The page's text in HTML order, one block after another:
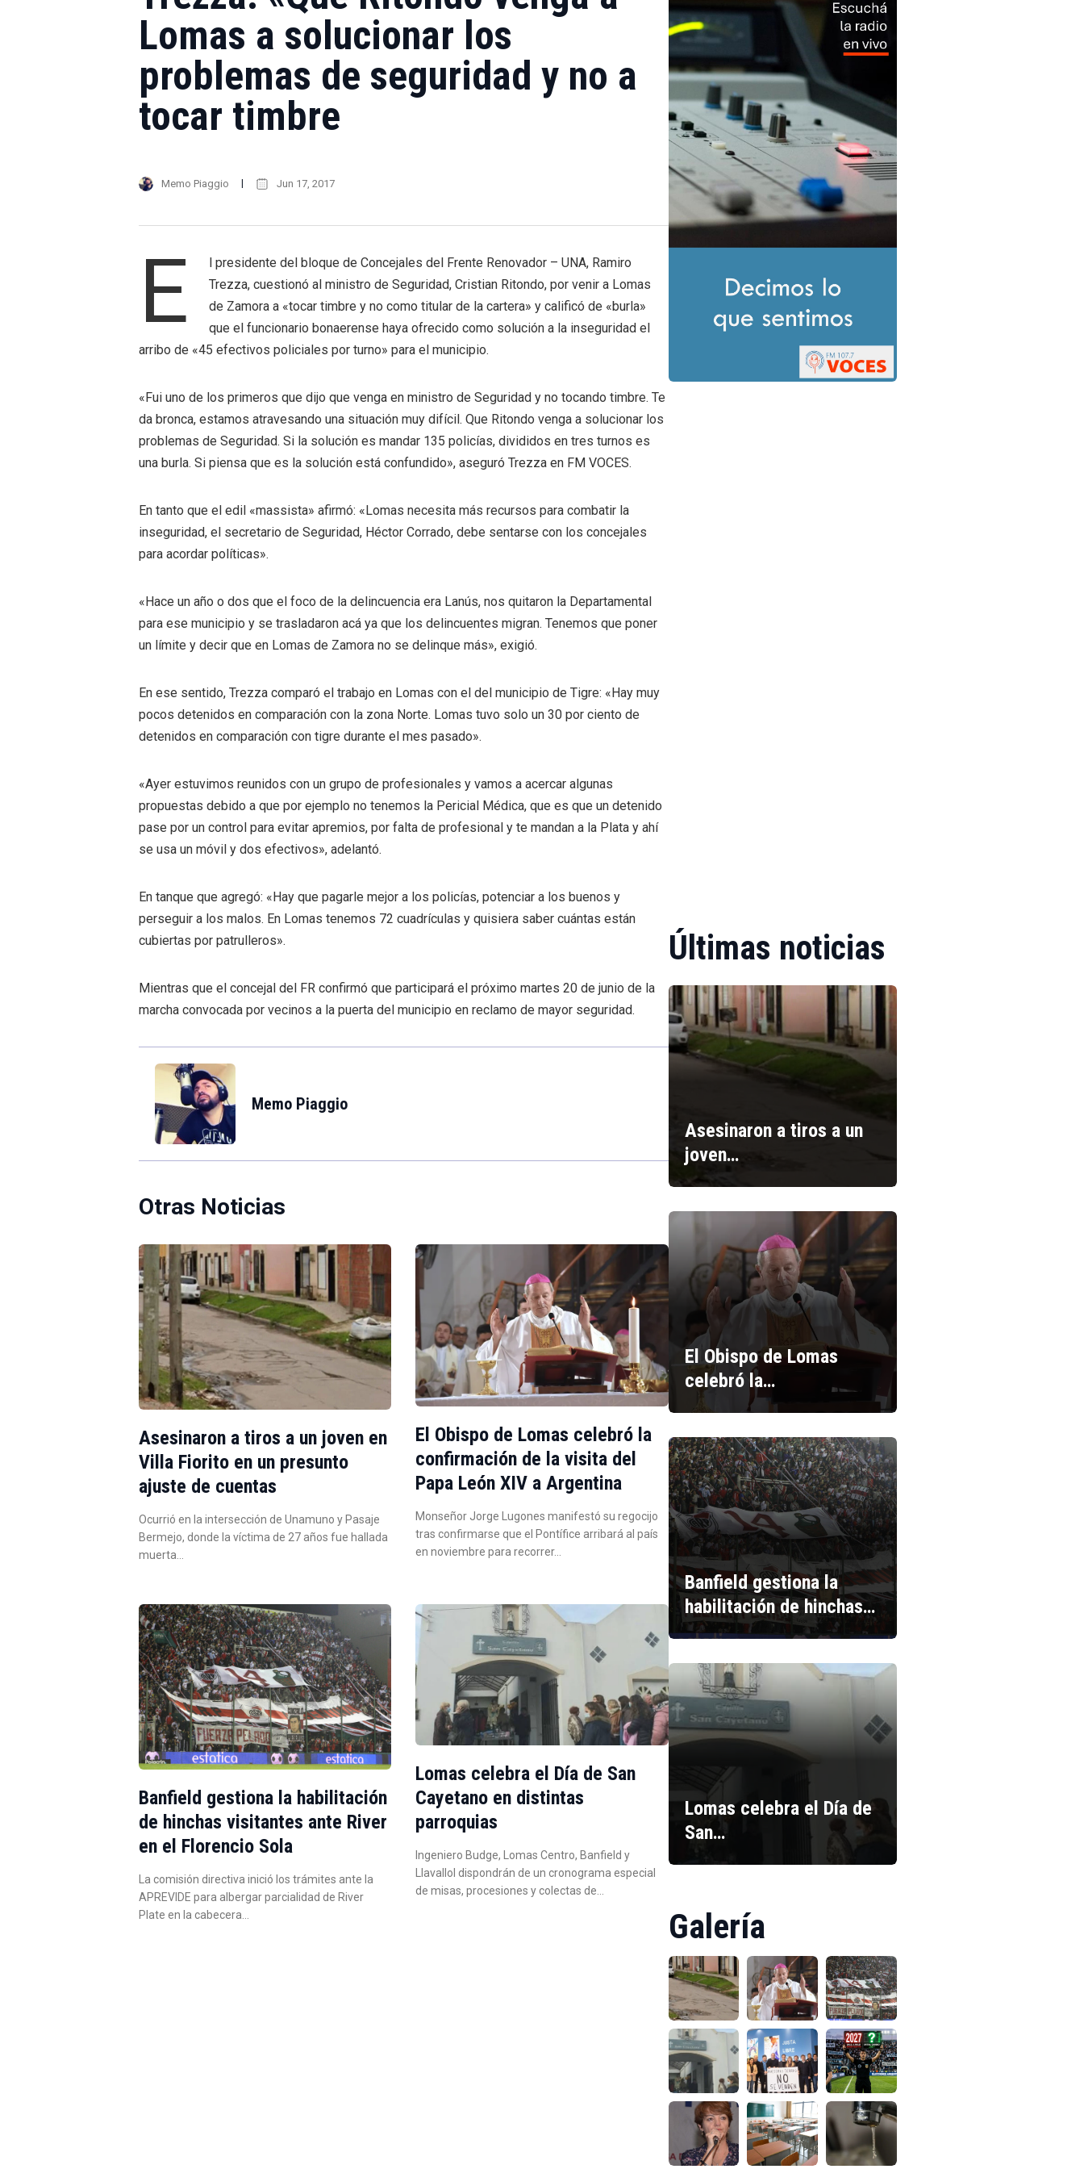
Lomas a solucionar los
problemas de seguridad y no a
tocar timbre
Memo Piaggio Jun 17, 2017
E
l presidente del bloque de Concejales del Frente Renovador – UNA, Ramiro
Trezza, cuestionó al ministro de Seguridad, Cristian Ritondo, por venir a Lomas
de Zamora a «tocar timbre y no como titular de la cartera» y calificó de «burla»
que el funcionario bonaerense haya ofrecido como solución a la inseguridad el
arribo de «45 efectivos policiales por turno» para el municipio.
«Fui uno de los primeros que dijo que venga en ministro de Seguridad y no tocando timbre. Te
da bronca, estamos atravesando una situación muy difícil. Que Ritondo venga a solucionar los
problemas de Seguridad. Si la solución es mandar 135 policías, divididos en tres turnos es
una burla. Si piensa que es la solución está confundido», aseguró Trezza en FM VOCES.
En tanto que el edil «massista» afirmó: «Lomas necesita más recursos para combatir la
inseguridad, el secretario de Seguridad, Héctor Corrado, debe sentarse con los concejales
para acordar políticas».
«Hace un año o dos que el foco de la delincuencia era Lanús, nos quitaron la Departamental
para ese municipio y se trasladaron acá ya que los delincuentes migran. Tenemos que poner
un límite y decir que en Lomas de Zamora no se delinque más», exigió.
En ese sentido, Trezza comparó el trabajo en Lomas con el del municipio de Tigre: «Hay muy
pocos detenidos en comparación con la zona Norte. Lomas tuvo solo un 30 por ciento de
detenidos en comparación con tigre durante el mes pasado».
«Ayer estuvimos reunidos con un grupo de profesionales y vamos a acercar algunas
propuestas debido a que por ejemplo no tenemos la Pericial Médica, que es que un detenido
pase por un control para evitar apremios, por falta de profesional y te mandan a la Plata y ahí
se usa un móvil y dos efectivos», adelantó.
En tanque que agregó: «Hay que pagarle mejor a los policías, potenciar a los buenos y
perseguir a los malos. En Lomas tenemos 72 cuadrículas y quisiera saber cuántas están
cubiertas por patrulleros».
Mientras que el concejal del FR confirmó que participará el próximo martes 20 de junio de la
marcha convocada por vecinos a la puerta del municipio en reclamo de mayor seguridad.
Memo Piaggio
Otras Noticias
Asesinaron a tiros a un joven en
Villa Fiorito en un presunto
ajuste de cuentas
Ocurrió en la intersección de Unamuno y Pasaje
Bermejo, donde la víctima de 27 años fue hallada
muerta…
El Obispo de Lomas celebró la
confirmación de la visita del
Papa León XIV a Argentina
Monseñor Jorge Lugones manifestó su regocijo
tras confirmarse que el Pontífice arribará al país
en noviembre para recorrer…
Banfield gestiona la habilitación
de hinchas visitantes ante River
en el Florencio Sola
La comisión directiva inició los trámites ante la
APREVIDE para albergar parcialidad de River
Plate en la cabecera…
Lomas celebra el Día de San
Cayetano en distintas
parroquias
Ingeniero Budge, Lomas Centro, Banfield y
Llavallol dispondrán de un cronograma especial
de misas, procesiones y colectas de…
Últimas noticias
Asesinaron a tiros a un
joven…
El Obispo de Lomas
celebró la…
Banfield gestiona la
habilitación de hinchas…
Lomas celebra el Día de
San…
Galería